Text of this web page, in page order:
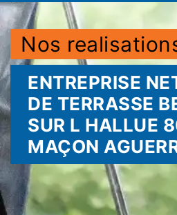
Nos
ENTREPRISE
DE TERRASSE
SUR L HALLUE
MAÇON